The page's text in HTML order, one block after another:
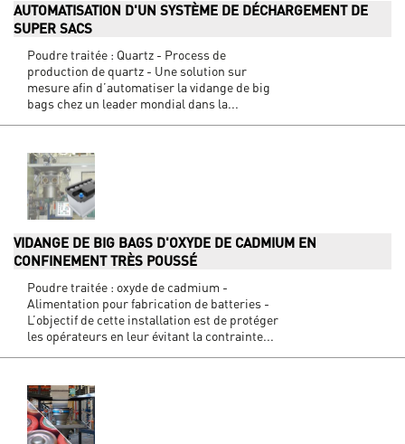
AUTOMATISATION D'UN SYSTÈME DE DÉCHARGEMENT DE
SUPER SACS
Poudre traitée : Quartz - Process de
production de quartz - Une solution sur
mesure afin d’automatiser la vidange de big
bags chez un leader mondial dans la...
VIDANGE DE BIG BAGS D'OXYDE DE CADMIUM EN
CONFINEMENT TRÈS POUSSÉ
Poudre traitée : oxyde de cadmium -
Alimentation pour fabrication de batteries -
L’objectif de cette installation est de protéger
les opérateurs en leur évitant la contrainte...